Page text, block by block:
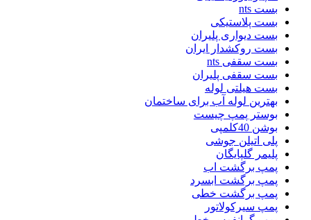
بست nts
بست پلاستیکی
بست دیواری پلیران
بست روکشدار ایران
بست سقفی nts
بست سقفی پلیران
بست هیلتی لوله
بهترین لوله آب برای ساختمان
بوستر پمپ چیست
بوشن 40کلمپی
پلی اتیلن جوشی
پلیمر گلپایگان
پمپ برگشت اب
پمپ برگشت ابسرد
پمپ برگشت خطی
پمپ سیرکولاتور